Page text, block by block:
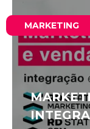
MARKETING